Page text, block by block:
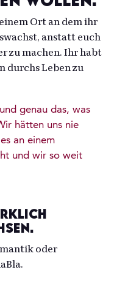
Ort an dem ihr
anstatt euch
zu machen. Ihr habt
durchs Leben zu
genau das, was
hätten uns nie
an einem
und wir so weit
oder